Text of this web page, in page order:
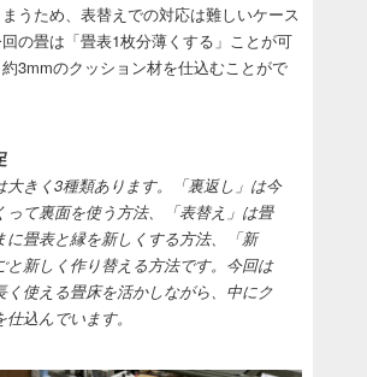
うため、表替えでの対応は難しいケース
の畳は「畳表1枚分薄くする」ことが可
3mmのクッション材を仕込むことがで
大きく3種類あります。「裏返し」は今
って裏面を使う方法、「表替え」は畳
に畳表と縁を新しくする方法、「新
と新しく作り替える方法です。今回は
く使える畳床を活かしながら、中にク
込んでいます。